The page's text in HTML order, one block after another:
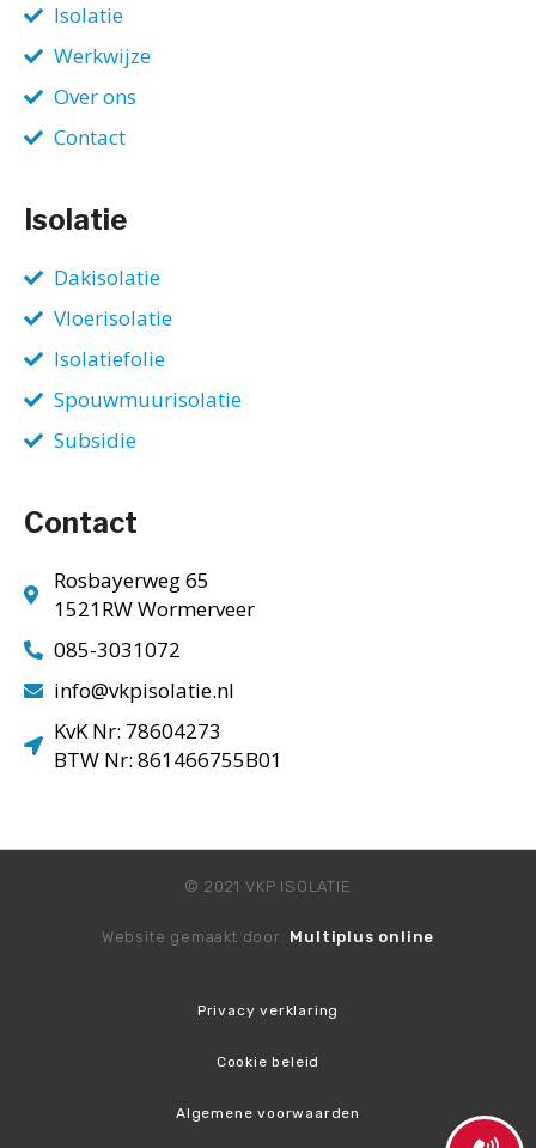
Isolatie
Werkwijze
Over ons
Contact
Isolatie
Dakisolatie
Vloerisolatie
Isolatiefolie
Spouwmuurisolatie
Subsidie
Contact
Rosbayerweg 65
1521RW Wormerveer
085-3031072
info@vkpisolatie.nl
KvK Nr: 78604273
BTW Nr: 861466755B01
© 2021 VKP ISOLATIE
Website gemaakt door: Multiplus online
Privacy verklaring
Cookie beleid
Algemene voorwaarden